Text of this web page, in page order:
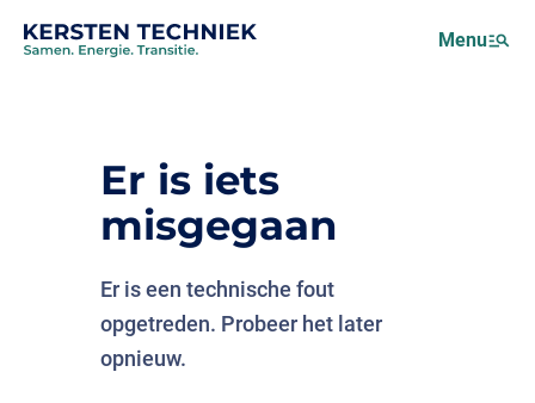
Over ons
Projecten
Menu
Er is iets
misgegaan
Er is een technische fout
opgetreden. Probeer het later
opnieuw.